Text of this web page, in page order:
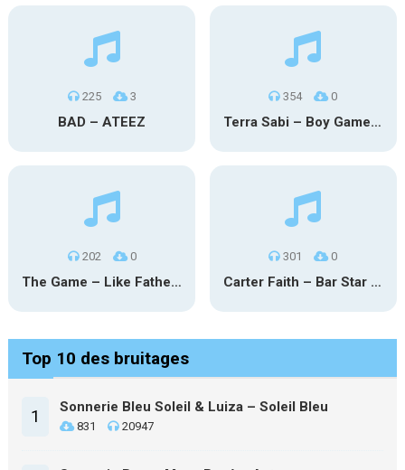
225 3
BAD – ATEEZ
354 0
Terra Sabi – Boy Game X Marcia Cruz
202 0
The Game – Like Father Like Daughter
301 0
Carter Faith – Bar Star Vevo
Top 10 des bruitages
1 Sonnerie Bleu Soleil & Luiza – Soleil Bleu
831 20947